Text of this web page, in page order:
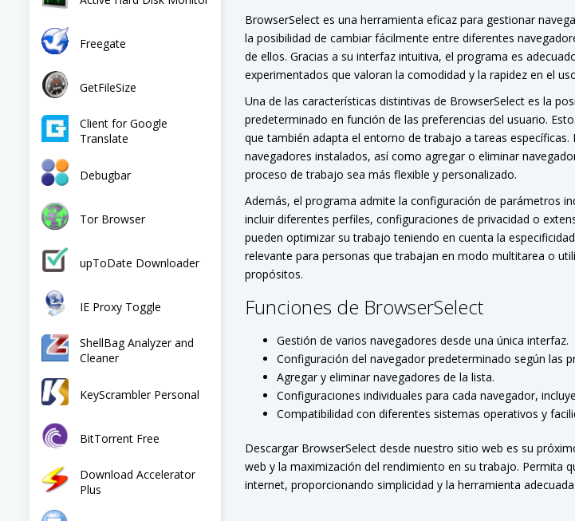
Freegate
GetFileSize
Client for Google
Translate
Debugbar
Tor Browser
upToDate Downloader
IE Proxy Toggle
ShellBag Analyzer and
Cleaner
KeyScrambler Personal
BitTorrent Free
Download Accelerator
Plus
BrowserSelect es una herramienta eficaz para gestionar
la posibilidad de cambiar fácilmente entre diferentes
de ellos. Gracias a su interfaz intuitiva, el programa es
experimentados que valoran la comodidad y la rapidez en el
Una de las características distintivas de BrowserSelect es la
predeterminado en función de las preferencias del usuario.
que también adapta el entorno de trabajo a tareas
navegadores instalados, así como agregar o eliminar
proceso de trabajo sea más flexible y personalizado.
Además, el programa admite la configuración de parámetros
incluir diferentes perfiles, configuraciones de privacidad o
pueden optimizar su trabajo teniendo en cuenta la
relevante para personas que trabajan en modo multitarea o
propósitos.
Funciones de BrowserSelect
Gestión de varios navegadores desde una única interfaz.
Configuración del navegador predeterminado según las
Agregar y eliminar navegadores de la lista.
Configuraciones individuales para cada navegador,
Compatibilidad con diferentes sistemas operativos y
Descargar BrowserSelect desde nuestro sitio web es su
web y la maximización del rendimiento en su trabajo. Permita
internet, proporcionando simplicidad y la herramienta